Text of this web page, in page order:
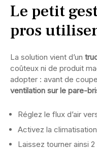
Le petit
pros
La solution vient d’un
coûteux ni de produit
adopter : avant de
ventilation sur le pare-
Réglez le flux d’air
Activez la
Laissez tourner ainsi